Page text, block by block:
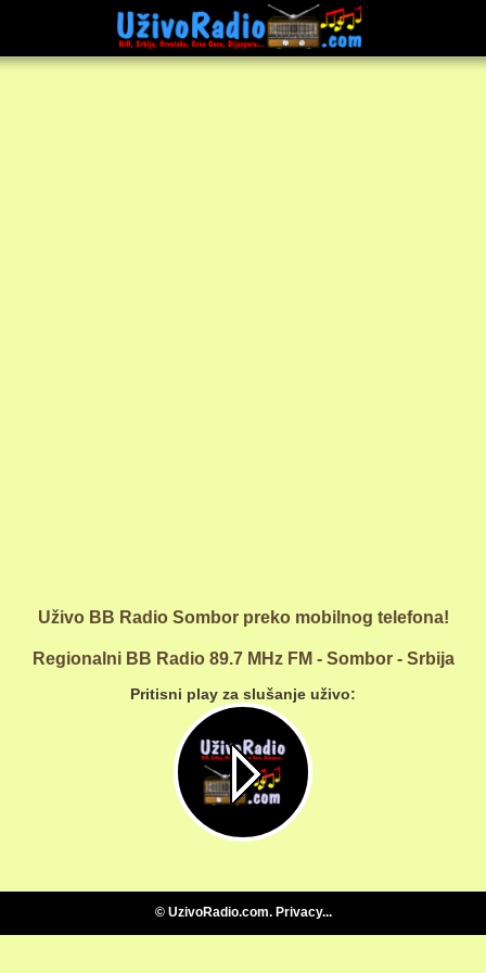
Uživo BB Radio Sombor preko mobilnog telefona!
Regionalni BB Radio 89.7 MHz FM - Sombor - Srbija
Pritisni play za slušanje uživo:
reading the categories...
© UzivoRadio.com. Privacy...